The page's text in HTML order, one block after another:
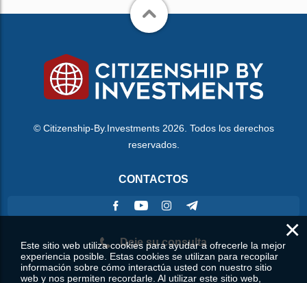
© Citizenship-By.Investments 2026. Todos los derechos
reservados.
CONTACTOS
Deje su consulta ×
Este sitio web utiliza cookies para ayudar a ofrecerle la mejor
experiencia posible. Estas cookies se utilizan para recopilar
información sobre cómo interactúa usted con nuestro sitio
web y nos permiten recordarle. Al utilizar este sitio web,